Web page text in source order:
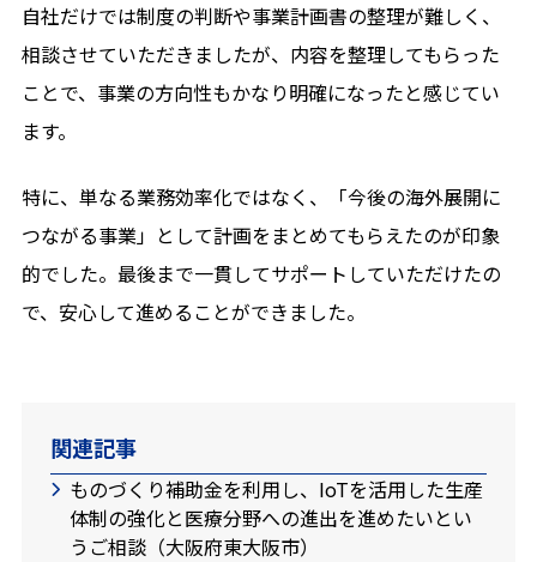
自社だけでは制度の判断や事業計画書の整理が難しく、
相談させていただきましたが、内容を整理してもらった
ことで、事業の方向性もかなり明確になったと感じてい
ます。
特に、単なる業務効率化ではなく、「今後の海外展開に
つながる事業」として計画をまとめてもらえたのが印象
的でした。最後まで一貫してサポートしていただけたの
で、安心して進めることができました。
関連記事
ものづくり補助金を利用し、IoTを活用した生産
体制の強化と医療分野への進出を進めたいとい
うご相談（大阪府東大阪市）